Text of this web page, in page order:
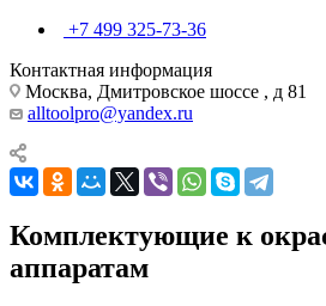
+7 499 325-73-36
Контактная информация
Москва, Дмитровское шоссе , д 81
alltoolpro@yandex.ru
Комплектующие к
аппаратам